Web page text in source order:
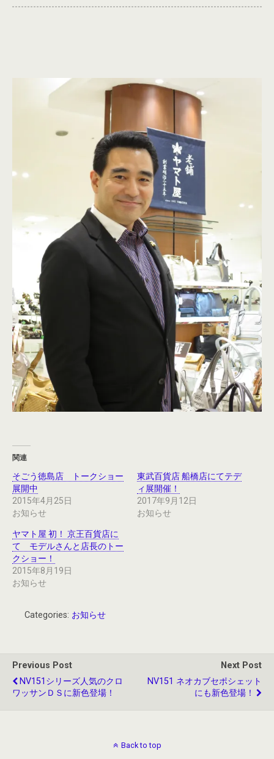
関連
そごう徳島店 トークショー
展開中
2015年4月25日
お知らせ
東武百貨店 船橋店にてテデ
ィ展開催！
2017年9月12日
お知らせ
ヤマト屋 初！ 京王百貨店に
て モデルさんと店長のトー
クショー！
2015年8月19日
お知らせ
Categories: お知らせ
Previous Post
NV151シリーズ人気のクロ
ワッサンＤＳに新色登場！
Next Post
NV151 ネオカブセポシェット
にも新色登場！
Back to top